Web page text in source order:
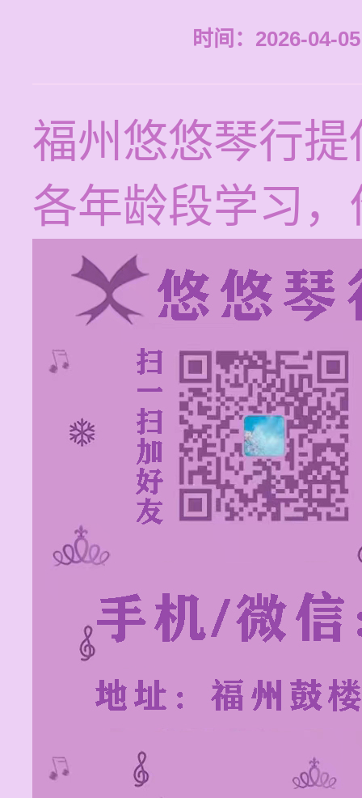
时间：2026-04-
福州悠悠琴行
各年龄段学习